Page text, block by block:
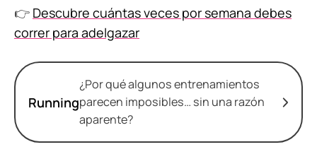
👉 Descubre cuántas veces por semana debes
correr para adelgazar
Running
¿Por qué algunos entrenamientos
parecen imposibles… sin una razón
aparente?